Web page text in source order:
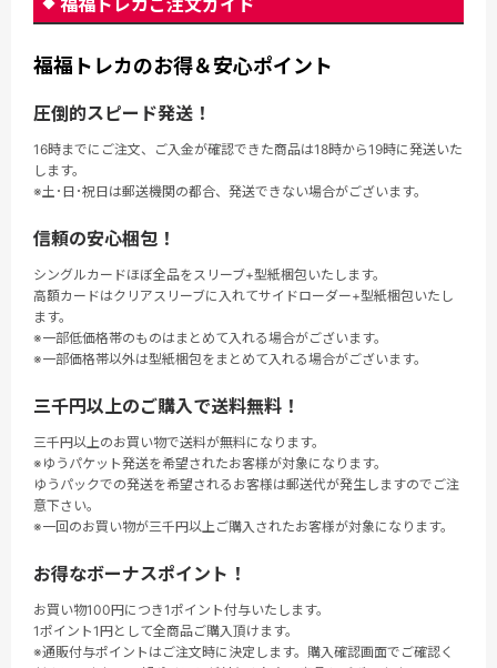
福福トレカのお得＆安心ポイント
圧倒的スピード発送！
16時までにご注文、ご入金が確認できた商品は18時から19時に発送いた
します。
※土･日･祝日は郵送機関の都合、発送できない場合がございます。
信頼の安心梱包！
シングルカードほぼ全品をスリーブ+型紙梱包いたします。
高額カードはクリアスリーブに入れてサイドローダー+型紙梱包いたし
ます。
※一部低価格帯のものはまとめて入れる場合がございます。
※一部価格帯以外は型紙梱包をまとめて入れる場合がございます。
三千円以上のご購入で送料無料！
三千円以上のお買い物で送料が無料になります。
※ゆうパケット発送を希望されたお客様が対象になります。
ゆうパックでの発送を希望されるお客様は郵送代が発生しますのでご注
意下さい。
※一回のお買い物が三千円以上ご購入されたお客様が対象になります。
お得なボーナスポイント！
お買い物100円につき1ポイント付与いたします。
1ポイント1円として全商品ご購入頂けます。
※通販付与ポイントはご注文時に決定します。購入確認画面でご確認く